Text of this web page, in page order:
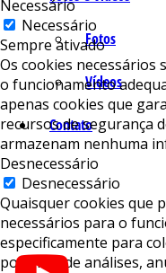
Fotos
Vídeos
Contato
Necessário
Necessário
Sempre ativado
Os cookies necessários
o funcionamento
apenas cookies que
recursos de segurança
armazenam nenhuma
Desnecessário
Desnecessário
Quaisquer cookies que
necessários para o
especificamente para
por meio de análises,